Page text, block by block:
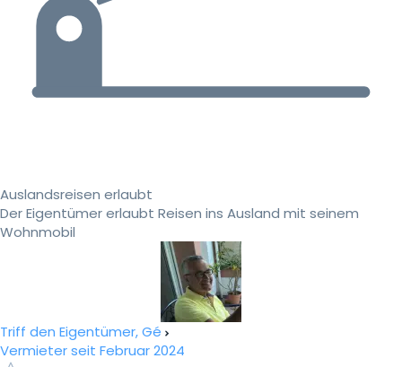
Auslandsreisen erlaubt
Der Eigentümer erlaubt Reisen ins Ausland mit seinem
Wohnmobil
Triff den Eigentümer, Gé
Vermieter seit Februar 2024